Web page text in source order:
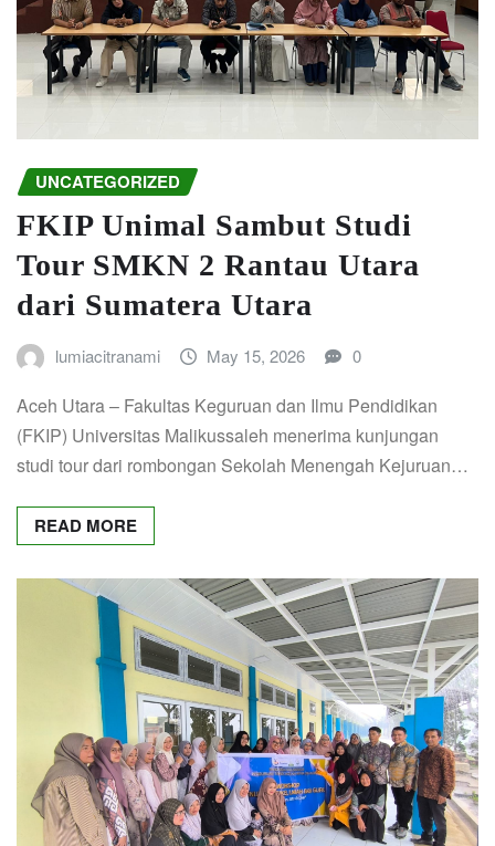
UNCATEGORIZED
FKIP Unimal Sambut Studi
Tour SMKN 2 Rantau Utara
dari Sumatera Utara
lumiacitranami May 15, 2026 0
Aceh Utara – Fakultas Keguruan dan Ilmu Pendidikan
(FKIP) Universitas Malikussaleh menerima kunjungan
studi tour dari rombongan Sekolah Menengah Kejuruan…
READ MORE